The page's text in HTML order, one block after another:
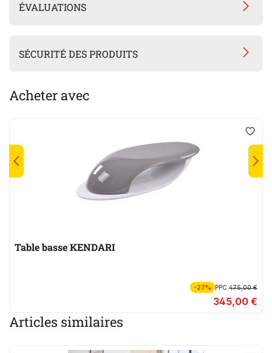
ÉVALUATIONS
SÉCURITÉ DES PRODUITS
Acheter avec
Table basse KENDARI
-27% PPC475,00 €
345,00 €
Articles similaires